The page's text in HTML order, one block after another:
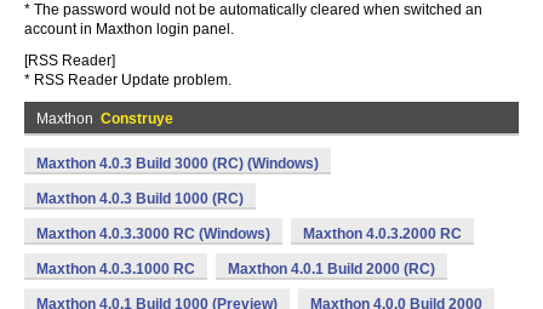
* The password would not be automatically cleared when switched an
account in Maxthon login panel.
[RSS Reader]
* RSS Reader Update problem.
Maxthon Construye
Maxthon 4.0.3 Build 3000 (RC) (Windows)
Maxthon 4.0.3 Build 1000 (RC)
Maxthon 4.0.3.3000 RC (Windows) Maxthon 4.0.3.2000 RC
Maxthon 4.0.3.1000 RC Maxthon 4.0.1 Build 2000 (RC)
Maxthon 4.0.1 Build 1000 (Preview) Maxthon 4.0.0 Build 2000